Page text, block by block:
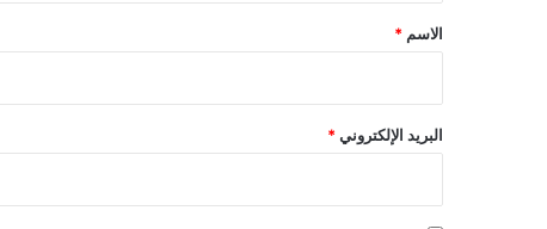
*
الاسم *
البريد الإلكتروني *